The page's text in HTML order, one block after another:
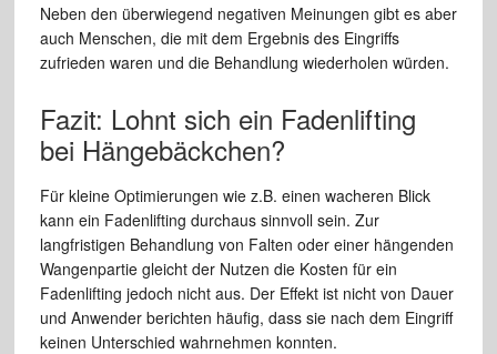
Neben den überwiegend negativen Meinungen gibt es aber
auch Menschen, die mit dem Ergebnis des Eingriffs
zufrieden waren und die Behandlung wiederholen würden.
Fazit: Lohnt sich ein Fadenlifting
bei Hängebäckchen?
Für kleine Optimierungen wie z.B. einen wacheren Blick
kann ein Fadenlifting durchaus sinnvoll sein. Zur
langfristigen Behandlung von Falten oder einer hängenden
Wangenpartie gleicht der Nutzen die Kosten für ein
Fadenlifting jedoch nicht aus. Der Effekt ist nicht von Dauer
und Anwender berichten häufig, dass sie nach dem Eingriff
keinen Unterschied wahrnehmen konnten.